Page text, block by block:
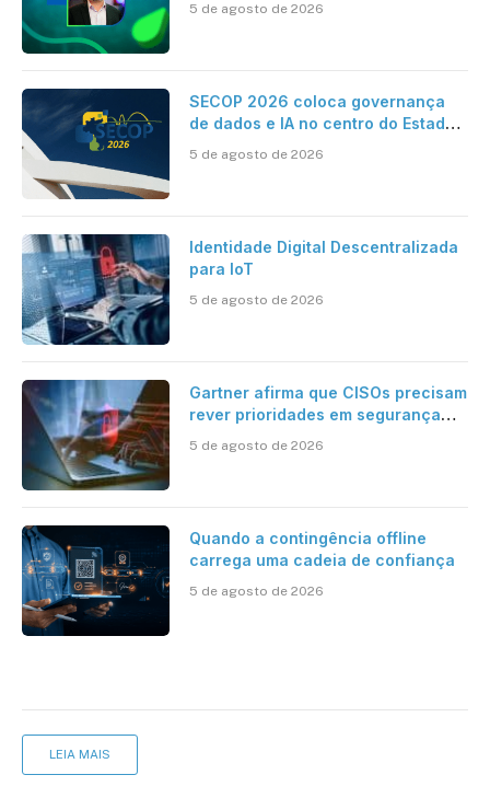
Contabilidade
5 de agosto de 2026
SECOP 2026 coloca governança
de dados e IA no centro do Estado
5 de agosto de 2026
Identidade Digital Descentralizada
para IoT
5 de agosto de 2026
Gartner afirma que CISOs precisam
rever prioridades em segurança
desafios impostos pela Inteligência
5 de agosto de 2026
Quando a contingência offline
carrega uma cadeia de confiança
5 de agosto de 2026
LEIA MAIS